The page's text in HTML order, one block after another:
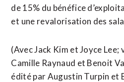
de 15% du bénéfice
et ⁠une revalorisation des
(Avec Jack Kim et Joyce
Camille Raynaud et Benoit
édité par Augustin ​Turpin et